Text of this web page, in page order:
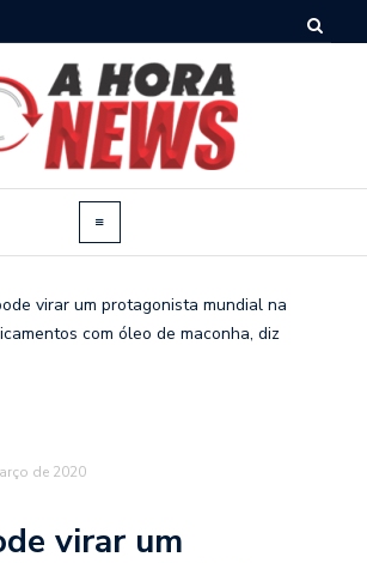
virar um protagonista mundial na
com óleo de maconha, diz
de 2020
virar um